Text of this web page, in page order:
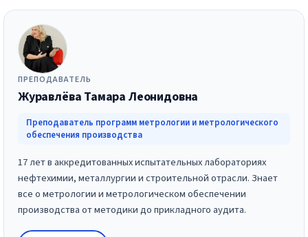
ПРЕПОДАВАТЕЛЬ
Журавлёва Тамара Леонидовна
Преподаватель программ метрологии и метрологического
обеспечения производства
17 лет в аккредитованных испытательных лабораториях
нефтехимии, металлургии и строительной отрасли. Знает
все о метрологии и метрологическом обеспечении
производства от методики до прикладного аудита.